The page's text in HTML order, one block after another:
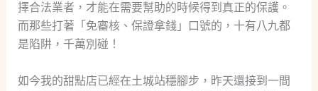
擇合法業者，才能在需要幫助的時候得到真正的保護。
而那些打著「免審核、保證拿錢」口號的，十有八九都
是陷阱，千萬別碰！
如今我的甜點店已經在土城站穩腳步，昨天還接到一間